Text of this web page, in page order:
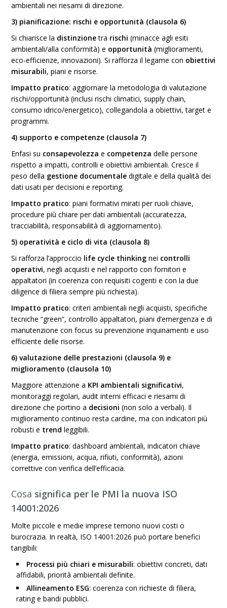
ambientali nei riesami di direzione.
3) pianificazione: rischi e opportunità (clausola 6)
Si chiarisce la distinzionetra rischi (minacce agli esiti
ambientali/alla conformità) e opportunità (miglioramenti,
eco-efficienze, innovazioni). Si rafforza il legame con obiettivi
misurabili, piani e risorse.
Impatto pratico: aggiornare la metodologia di valutazione
rischi/opportunità (inclusi rischi climatici, supply chain,
consumo idrico/energetico), collegandola a obiettivi, target e
programmi.
4) supporto e competenze (clausola 7)
Enfasi su consapevolezza e competenza delle persone
rispetto a impatti, controlli e obiettivi ambientali. Cresce il
peso della gestione documentale digitale e della qualità dei
dati usati per decisioni e reporting.
Impatto pratico: piani formativi mirati per ruoli chiave,
procedure più chiare per dati ambientali (accuratezza,
tracciabilità, responsabilità di aggiornamento).
5) operatività e ciclo di vita (clausola 8)
Si rafforza l’approccio life cycle thinking nei controlli
operativi, negli acquisti e nel rapporto con fornitori e
appaltatori (in coerenza con requisiti cogenti e con la due
diligence di filiera sempre più richiesta).
Impatto pratico: criteri ambientali negli acquisti, specifiche
tecniche “green”, controllo appaltatori, piani d’emergenza e di
manutenzione con focus su prevenzione inquinamenti e uso
efficiente delle risorse.
6) valutazione delle prestazioni (clausola 9) e
miglioramento (clausola 10)
Maggiore attenzione a KPI ambientali significativi,
monitoraggi regolari, audit interni efficaci e riesami di
direzione che portino a decisioni (non solo a verbali). Il
miglioramento continuo resta cardine, ma con indicatori più
robusti e trend leggibili.
Impatto pratico: dashboard ambientali, indicatori chiave
(energia, emissioni, acqua, rifiuti, conformità), azioni
correttive con verifica dell’efficacia.
Cosa significa per le PMI la nuova ISO
14001:2026
Molte piccole e medie imprese temono nuovi costi o
burocrazia. In realtà, ISO 14001:2026 può portare benefici
tangibili:
Processi più chiari e misurabili: obiettivi concreti, dati
affidabili, priorità ambientali definite.
Allineamento ESG: coerenza con richieste di filiera,
rating e bandi pubblici.